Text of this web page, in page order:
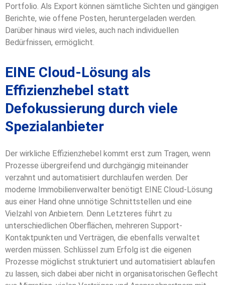
Portfolio. Als Export können sämtliche Sichten und gängigen
Berichte, wie offene Posten, heruntergeladen werden.
Darüber hinaus wird vieles, auch nach individuellen
Bedürfnissen, ermöglicht.
EINE Cloud-Lösung als
Effizienzhebel statt
Defokussierung durch viele
Spezialanbieter
Der wirkliche Effizienzhebel kommt erst zum Tragen, wenn
Prozesse übergreifend und durchgängig miteinander
verzahnt und automatisiert durchlaufen werden. Der
moderne Immobilienverwalter benötigt EINE Cloud-Lösung
aus einer Hand ohne unnötige Schnittstellen und eine
Vielzahl von Anbietern. Denn Letzteres führt zu
unterschiedlichen Oberflächen, mehreren Support-
Kontaktpunkten und Verträgen, die ebenfalls verwaltet
werden müssen. Schlüssel zum Erfolg ist die eigenen
Prozesse möglichst strukturiert und automatisiert ablaufen
zu lassen, sich dabei aber nicht in organisatorischen Geflecht